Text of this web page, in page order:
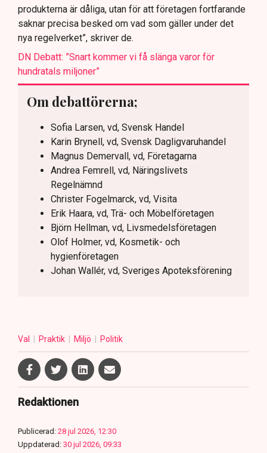
produkterna är dåliga, utan för att företagen fortfarande
saknar precisa besked om vad som gäller under det
nya regelverket”, skriver de.
DN Debatt: ”Snart kommer vi få slänga varor för
hundratals miljoner”
Om debattörerna;
Sofia Larsen, vd, Svensk Handel
Karin Brynell, vd, Svensk Dagligvaruhandel
Magnus Demervall, vd, Företagarna
Andrea Femrell, vd, Näringslivets
Regelnämnd
Christer Fogelmarck, vd, Visita
Erik Haara, vd, Trä- och Möbelföretagen
Björn Hellman, vd, Livsmedelsföretagen
Olof Holmer, vd, Kosmetik- och
hygienföretagen
Johan Wallér, vd, Sveriges Apoteksförening
Val Praktik Miljö Politik
Redaktionen
Publicerad: 28 jul 2026, 12:30
Uppdaterad: 30 jul 2026, 09:33